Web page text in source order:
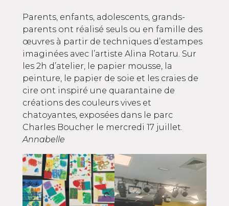
Parents, enfants, adolescents, grands-
parents ont réalisé seuls ou en famille des
œuvres à partir de techniques d’estampes
imaginées avec l’artiste Alina Rotaru. Sur
les 2h d’atelier, le papier mousse, la
peinture, le papier de soie et les craies de
cire ont inspiré une quarantaine de
créations des couleurs vives et
chatoyantes, exposées dans le parc
Charles Boucher le mercredi 17 juillet.
Annabelle